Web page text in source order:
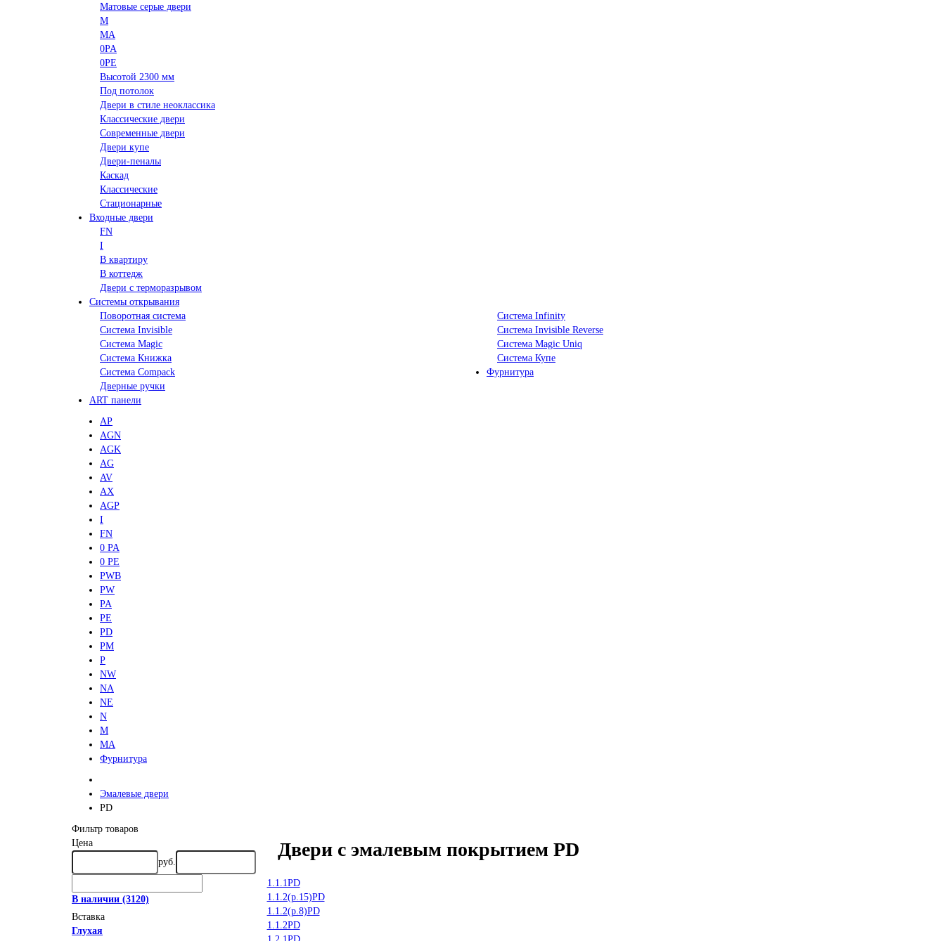
Матовые серые двери
M
MA
0PA
0PE
Высотой 2300 мм
Под потолок
Двери в стиле неоклассика
Классические двери
Современные двери
Двери купе
Двери-пеналы
Каскад
Классические
Стационарные
Входные двери
FN
I
В квартиру
В коттедж
Двери с терморазрывом
Системы открывания
Поворотная система
Система Infinity
Система Invisible
Система Invisible Reverse
Система Magic
Система Magic Uniq
Система Книжка
Система Купе
Система Compack
Фурнитура
Дверные ручки
ART панели
AP
AGN
AGK
AG
AV
AX
AGP
I
FN
0 PA
0 PE
PWB
PW
PA
PE
PD
PM
P
NW
NA
NE
N
M
MA
Фурнитура
Эмалевые двери
PD
Фильтр товаров
Цена
руб.
В наличии (3120)
Вставка
Глухая
Двери с эмалевым покрытием PD
1.1.1PD
1.1.2(р.15)PD
1.1.2(р.8)PD
1.1.2PD